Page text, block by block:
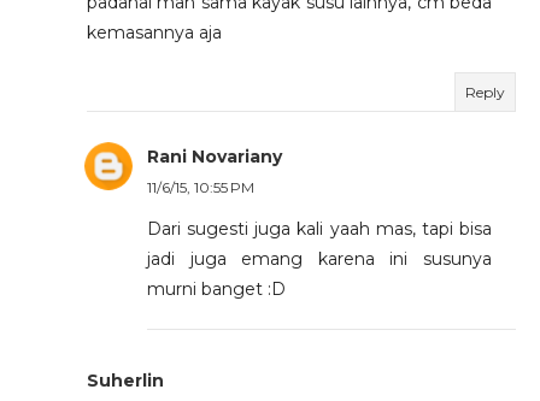
kemasannya aja
Reply
Rani Novariany
11/6/15, 10:55 PM
Dari sugesti juga kali yaah mas, tapi bisa
jadi juga emang karena ini susunya
murni banget :D
Suherlin